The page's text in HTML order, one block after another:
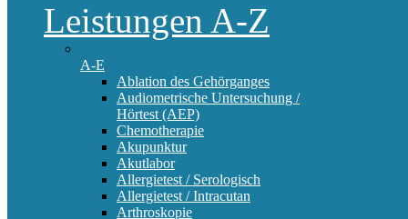
Leistungen A-Z
A-E
Ablation des Gehörganges
Audiometrische Untersuchung /
Hörtest (AEP)
Chemotherapie
Akupunktur
Akutlabor
Allergietest / Serologisch
Allergietest / Intracutan
Arthroskopie